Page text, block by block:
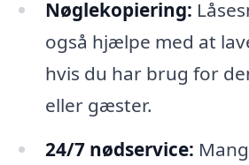
Nøglekopiering:
også hjælpe med at
hvis du har brug for
eller gæster.
24/7 nødservice: